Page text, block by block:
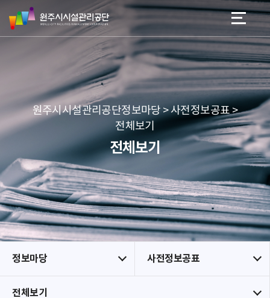
네
본문 바로가기
메뉴 바로가기
원
주
시
리
공
단
원주시시설관리공단정보마당 > 사전정보공표 >
전체보기
전체보기
정보마당 사전정보공표
전체보기